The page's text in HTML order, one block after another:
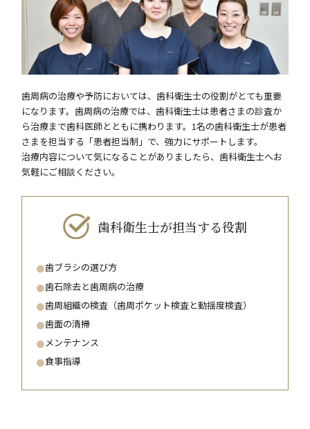
歯周病の治療や予防においては、歯科衛生士の役割がとても重要
になります。歯周病の治療では、歯科衛生士は患者さまの診査か
ら治療まで歯科医師とともに携わります。1名の歯科衛生士が患者
さまを担当する「患者担当制」で、強力にサポートします。
治療内容について気になることがありましたら、歯科衛生士へお
気軽にご相談ください。
歯科衛生士が担当する役割
歯ブラシの選び方
歯石除去と歯周病の治療
歯周組織の検査（歯周ポケット検査と動揺度検査）
歯面の清掃
メンテナンス
食事指導